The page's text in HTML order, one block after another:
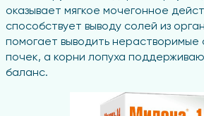
оказывает мягкое мочегонное
способствует выводу солей из
помогает выводить нерастворимые
почек, а корни лопуха
баланс.